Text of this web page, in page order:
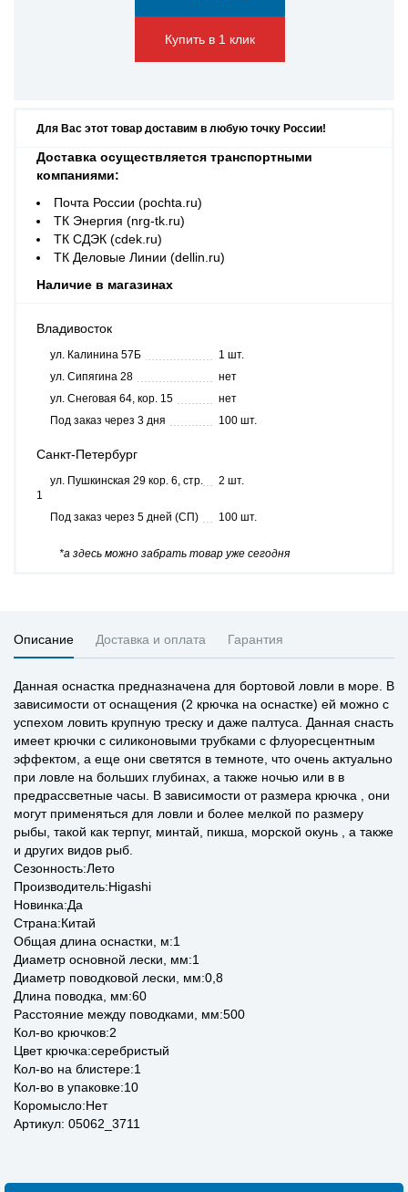
Купить в 1 клик
Для Вас этот товар доставим в любую точку России!
Доставка осуществляется транспортными
компаниями:
Почта России (pochta.ru)
ТК Энергия (nrg-tk.ru)
ТК СДЭК (cdek.ru)
ТК Деловые Линии (dellin.ru)
Наличие в магазинах
Владивосток
ул. Калинина 57Б
1 шт.
ул. Сипягина 28
нет
ул. Снеговая 64, кор. 15
нет
Под заказ через 3 дня
100 шт.
Санкт-Петербург
ул. Пушкинская 29 кор. 6, стр.
1
2 шт.
Под заказ через 5 дней (СП) 100 шт.
*а здесь можно забрать товар уже сегодня
Описание Доставка и оплата Гарантия
Данная оснастка предназначена для бортовой ловли в море. В
зависимости от оснащения (2 крючка на оснастке) ей можно с
успехом ловить крупную треску и даже палтуса. Данная снасть
имеет крючки с силиконовыми трубками с флуоресцентным
эффектом, а еще они светятся в темноте, что очень актуально
при ловле на больших глубинах, а также ночью или в в
предрассветные часы. В зависимости от размера крючка , они
могут применяться для ловли и более мелкой по размеру
рыбы, такой как терпуг, минтай, пикша, морской окунь , а также
и других видов рыб.
Сезонность:Лето
Производитель:Higashi
Новинка:Да
Страна:Китай
Общая длина оснастки, м:1
Диаметр основной лески, мм:1
Диаметр поводковой лески, мм:0,8
Длина поводка, мм:60
Расстояние между поводками, мм:500
Кол-во крючков:2
Цвет крючка:серебристый
Кол-во на блистере:1
Кол-во в упаковке:10
Коромысло:Нет
Артикул: 05062_3711